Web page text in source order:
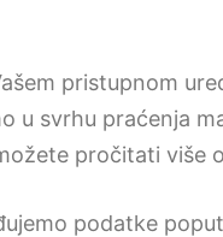
pristupnom
u svrhu praćenja
pročitati više
podatke